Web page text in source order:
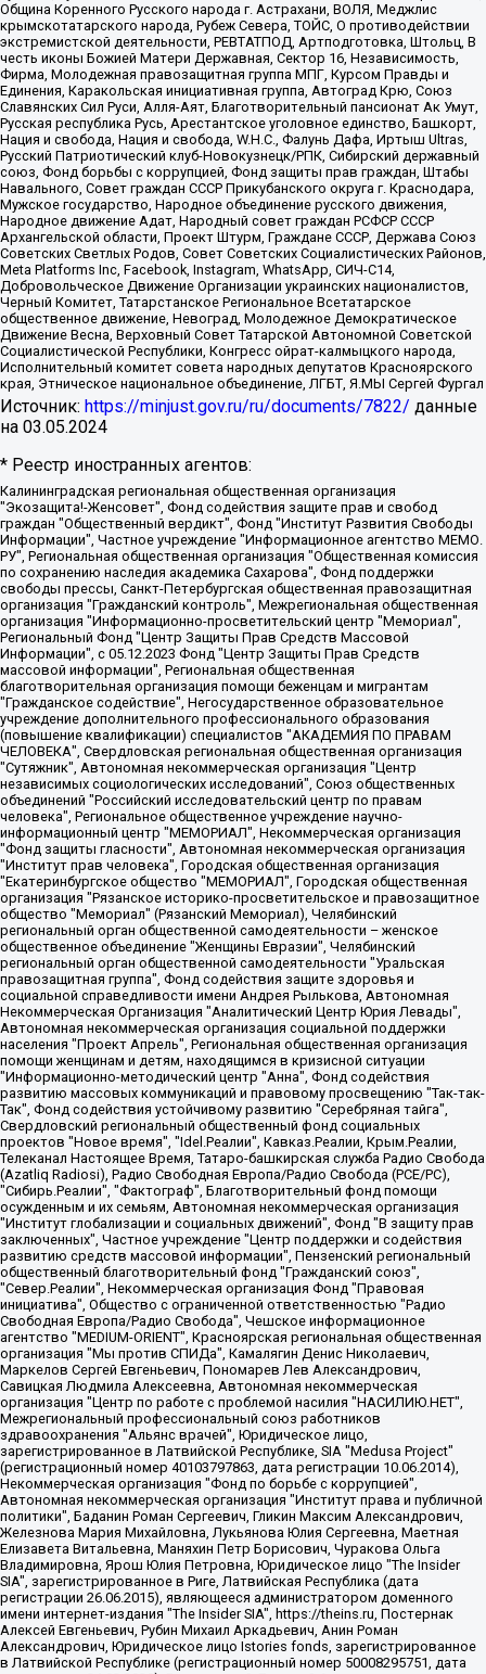
Община Коренного Русского народа г. Астрахани, ВОЛЯ, Меджлис
крымскотатарского народа, Рубеж Севера, ТОЙС, О противодействии
экстремистской деятельности, РЕВТАТПОД, Артподготовка, Штольц, В
честь иконы Божией Матери Державная, Сектор 16, Независимость,
Фирма, Молодежная правозащитная группа МПГ, Курсом Правды и
Единения, Каракольская инициативная группа, Автоград Крю, Союз
Славянских Сил Руси, Алля-Аят, Благотворительный пансионат Ак Умут,
Русская республика Русь, Арестантское уголовное единство, Башкорт,
Нация и свобода, Нация и свобода, W.H.С., Фалунь Дафа, Иртыш Ultras,
Русский Патриотический клуб-Новокузнецк/РПК, Сибирский державный
союз, Фонд борьбы с коррупцией, Фонд защиты прав граждан, Штабы
Навального, Совет граждан СССР Прикубанского округа г. Краснодара,
Мужское государство, Народное объединение русского движения,
Народное движение Адат, Народный совет граждан РСФСР СССР
Архангельской области, Проект Штурм, Граждане СССР, Держава Союз
Советских Светлых Родов, Совет Советских Социалистических Районов,
Meta Platforms Inc, Facebook, Instagram, WhatsApp, СИЧ-С14,
Добровольческое Движение Организации украинских националистов,
Черный Комитет, Татарстанское Региональное Всетатарское
общественное движение, Невоград, Молодежное Демократическое
Движение Весна, Верховный Совет Татарской Автономной Советской
Социалистической Республики, Конгресс ойрат-калмыцкого народа,
Исполнительный комитет совета народных депутатов Красноярского
края, Этническое национальное объединение, ЛГБТ, Я.МЫ Сергей Фургал
Источник: https://minjust.gov.ru/ru/documents/7822/ данные
на 03.05.2024
* Реестр иностранных агентов:
Калининградская региональная общественная организация "Экозащита!-Женсовет", Фонд содействия защите прав и свобод граждан "Общественный вердикт", Фонд "Институт Развития Свободы Информации", Частное учреждение "Информационное агентство МЕМО. РУ", Региональная общественная организация "Общественная комиссия по сохранению наследия академика Сахарова", Фонд поддержки свободы прессы, Санкт-Петербургская общественная правозащитная организация "Гражданский контроль", Межрегиональная общественная организация "Информационно-просветительский центр "Мемориал", Региональный Фонд "Центр Защиты Прав Средств Массовой Информации", с 05.12.2023 Фонд "Центр Защиты Прав Средств массовой информации", Региональная общественная благотворительная организация помощи беженцам и мигрантам "Гражданское содействие", Негосударственное образовательное учреждение дополнительного профессионального образования (повышение квалификации) специалистов "АКАДЕМИЯ ПО ПРАВАМ ЧЕЛОВЕКА", Свердловская региональная общественная организация "Сутяжник", Автономная некоммерческая организация "Центр независимых социологических исследований", Союз общественных объединений "Российский исследовательский центр по правам человека", Региональное общественное учреждение научно-информационный центр "МЕМОРИАЛ", Некоммерческая организация "Фонд защиты гласности", Автономная некоммерческая организация "Институт прав человека", Городская общественная организация "Екатеринбургское общество "МЕМОРИАЛ", Городская общественная организация "Рязанское историко-просветительское и правозащитное общество "Мемориал" (Рязанский Мемориал), Челябинский региональный орган общественной самодеятельности – женское общественное объединение "Женщины Евразии", Челябинский региональный орган общественной самодеятельности "Уральская правозащитная группа", Фонд содействия защите здоровья и социальной справедливости имени Андрея Рылькова, Автономная Некоммерческая Организация "Аналитический Центр Юрия Левады", Автономная некоммерческая организация социальной поддержки населения "Проект Апрель", Региональная общественная организация помощи женщинам и детям, находящимся в кризисной ситуации "Информационно-методический центр "Анна", Фонд содействия развитию массовых коммуникаций и правовому просвещению "Так-так-Так", Фонд содействия устойчивому развитию "Серебряная тайга", Свердловский региональный общественный фонд социальных проектов "Новое время", "Idel.Реалии", Кавказ.Реалии, Крым.Реалии, Телеканал Настоящее Время, Татаро-башкирская служба Радио Свобода (Azatliq Radiosi), Радио Свободная Европа/Радио Свобода (PCE/PC), "Сибирь.Реалии", "Фактограф", Благотворительный фонд помощи осужденным и их семьям, Автономная некоммерческая организация "Институт глобализации и социальных движений", Фонд "В защиту прав заключенных", Частное учреждение "Центр поддержки и содействия развитию средств массовой информации", Пензенский региональный общественный благотворительный фонд "Гражданский союз", "Север.Реалии", Некоммерческая организация Фонд "Правовая инициатива", Общество с ограниченной ответственностью "Радио Свободная Европа/Радио Свобода", Чешское информационное агентство "MEDIUM-ORIENT", Красноярская региональная общественная организация "Мы против СПИДа", Камалягин Денис Николаевич, Маркелов Сергей Евгеньевич, Пономарев Лев Александрович, Савицкая Людмила Алексеевна, Автономная некоммерческая организация "Центр по работе с проблемой насилия "НАСИЛИЮ.НЕТ", Межрегиональный профессиональный союз работников здравоохранения "Альянс врачей", Юридическое лицо, зарегистрированное в Латвийской Республике, SIA "Medusa Project" (регистрационный номер 40103797863, дата регистрации 10.06.2014), Некоммерческая организация "Фонд по борьбе с коррупцией", Автономная некоммерческая организация "Институт права и публичной политики", Баданин Роман Сергеевич, Гликин Максим Александрович, Железнова Мария Михайловна, Лукьянова Юлия Сергеевна, Маетная Елизавета Витальевна, Маняхин Петр Борисович, Чуракова Ольга Владимировна, Ярош Юлия Петровна, Юридическое лицо "The Insider SIA", зарегистрированное в Риге, Латвийская Республика (дата регистрации 26.06.2015), являющееся администратором доменного имени интернет-издания "The Insider SIA", https://theins.ru, Постернак Алексей Евгеньевич, Рубин Михаил Аркадьевич, Анин Роман Александрович, Юридическое лицо Istories fonds, зарегистрированное в Латвийской Республике (регистрационный номер 50008295751, дата регистрации 24.02.2020), Великовский Дмитрий Александрович, Долинина Ирина Николаевна, Мароховская Алеся Алексеевна, Шлейнов Роман Юрьевич, Шмагун Олеся Валентиновна, Общество с ограниченной ответственностью "Альтаир 2021", Общество с ограниченной ответственностью "Вега 2021", Общество с ограниченной ответственностью "Главный редактор 2021", Общество с ограниченной ответственностью "Ромашки монолит", Важенков Артем Валерьевич, Ивановская областная общественная организация "Центр гендерных исследований", Гурман Юрий Альбертович, Медиапроект "ОВД-Инфо", Егоров Владимир Владимирович, Жилинский Владимир Александрович, Общество с ограниченной ответственностью "ЗП", Иванова София Юрьевна, Карезина Инна Павловна, Кильтау Екатерина Викторовна, Петров Алексей Викторович, Пискунов Сергей Евгеньевич, Смирнов Сергей Сергеевич, Тихонов Михаил Сергеевич, Общество с ограниченной ответственностью "ЖУРНАЛИСТ-ИНОСТРАННЫЙ АГЕНТ", Арапова Галина Юрьевна, Вольтская Татьяна Анатольевна, Американская компания "Mason G.E.S. Anonymous Foundation" (США), являющаяся владельцем интернет-издания https://mnews.world/, Компания "Stichting Bellingcat", зарегистрированная в Нидерландах (дата регистрации 11.07.2018), Захаров Андрей Вячеславович, Клепиковская Екатерина Дмитриевна, Общество с ограниченной ответственностью "МЕМО", Перл Роман Александрович, Симонов Евгений Алексеевич, Соловьева Елена Анатольевна, Сотников Даниил Владимирович, Сурначева Елизавета Дмитриевна, Автономная некоммерческая организация по защите прав человека и информированию населения "Якутия – Наше Мнение", Общество с ограниченной ответственностью "Москоу диджитал медиа", с 26.01.2023 Общество с ограниченной ответственностью "Чайка Белые сады", Ветошкина Валерия Валерьевна, Заговора Максим Александрович, Межрегиональное общественное движение "Российская ЛГБТ - сеть", Оленичев Максим Владимирович, Павлов Иван Юрьевич, Скворцова Елена Сергеевна, Общество с ограниченной ответственностью "Как бы инагент", Кочетков Игорь Викторович, Общество с ограниченной ответственностью "Честные выборы", Еланчик Олег Александрович, Общество с ограниченной ответственностью "Нобелевский призыв", Гималова Регина Эмилевна, Григорьев Андрей Валерьевич, Григорьева Алина Александровна, Ассоциация по содействию защите прав призывников, альтернативнослужащих и военнослужащих "Правозащитная группа "Гражданин.Армия.Право", Хисамова Регина Фаритовна, Автономная некоммерческая организация по реализации социально-правовых программ "Лилит", Дальневосточное общественное движение "Маяк", Санкт-Петербургская ЛГБТ-инициативная группа "Выход", Инициативная группа ЛГБТ+ "Реверс", Алексеев Андрей Викторович, Бекбулатова Таисия Львовна, Беляев Иван Михайлович, Владыкина Елена Сергеевна, Гельман Марат Александрович, Никульшина Вероника Юрьевна, Толоконникова Надежда Андреевна, Шендерович Виктор Анатольевич, Общество с ограниченной ответственностью "Данное сообщение", Общество с ограниченной ответственностью Издательский дом "Новая глава", Айнбиндер Александра Александровна, Московский комьюнити-центр для ЛГБТ+инициатив, Благотворительный фонд развития филантропии, Deutsche Welle (Германия, Kurt-Schumacher-Strasse 3, 53113 Bonn), Борзунова Мария Михайловна, Воробьев Виктор Викторович, Голубева Анна Львовна, Константинова Алла Михайловна, Малкова Ирина Владимировна, Мурадов Мурад Абдулгалимович, Осетинская Елизавета Николаевна, Понасенков Евгений Николаевич, Ганапольский Матвей Юрьевич, Киселев Евгений Алексеевич, Борухович Ирина Григорьевна, Дремин Иван Тимофеевич, Дубровский Дмитрий Викторович, Красноярская региональная общественная организация поддержки и развития альтернативных образовательных технологий и межкультурных коммуникаций "ИНТЕРРА", Маяковская Екатерина Алексеевна, Фейгин Марк Захарович, Филимонов Андрей Викторович, Дзугкоева Регина Николаевна, Доброхотов Роман Александрович, Дудь Юрий Александрович, Елкин Сергей Владимирович, Кругликов Кирилл Игоревич, Сабунаева Мария Леонидовна, Семенов Алексей Владимирович, Шаинян Карен Багратович, Шульман Екатерина Михайловна, Асафьев Артур Валерьевич, Вахштайн Виктор Семенович, Венедиктов Алексей Алексеевич, Лушникова Екатерина Евгеньевна, Волков Леонид Михайлович, Невзоров Александр Глебович, Пархоменко Сергей Борисович, Сироткин Ярослав Николаевич, Кара-Мурза Владимир Владимирович, Баранова Наталья Владимировна, Гозман Леонид Яковлевич, Кагарлицкий Борис Юльевич, Климарев Михаил Валерьевич, Милов Владимир Станиславович, Автономная некоммерческая организация Краснодарский центр современного искусства "Типография", Моргенштерн Алишер Тагирович, Соболь Любовь Эдуардовна, Общество с ограниченной ответственностью "ЛИЗА НОРМ", Каспаров Гарри Кимович, Ходорковский Михаил Борисович, Общество с ограниченной ответственностью "Апрельские тезисы", Данилович Ирина Брониславовна, Кашин Олег Владимирович, Петров Николай Владимирович, Пивоваров Алексей Владимирович, Соколов Михаил Владимирович, Цветкова Юлия Владимировна, Чичваркин Евгений Александрович, Комитет против пыток/Команда против пыток, Общество с ограниченной ответственностью "Первый научный", Общество с ограниченной ответственностью "Вертолет и ко", Белоцерковская Вероника Борисовна, Кац Максим Евгеньевич, Лазарева Татьяна Юрьевна, Шаведдинов Руслан Табризович, Яшин Илья Валерьевич, Общество с ограниченной ответственностью "Иноагент ААВ", Алешковский Дмитрий Петрович, Альбац Евгения Марковна, Быков Дмитрий Львович, Галямина Юлия Евгеньевна, Лойко Сергей Леонидович, Мартынов Кирилл Константинович, Медведев Сергей Александрович, Крашенинников Федор Геннадиевич, Гордеева Катерина Вл